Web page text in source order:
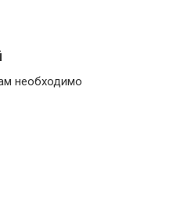
необходимо